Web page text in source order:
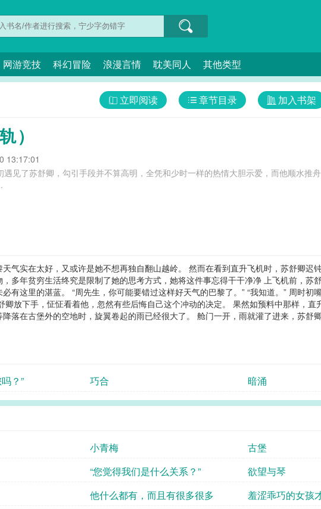
网游竞技 科幻冒险 浪漫言情 耽美同人 其他类型
加入书架
章节目录
立即阅读
）
13:17:01
见了苏舒卿，勾引手段并不算高明，全凭和少时一样的热情大胆示爱，而他顺水推
气实在太好，又或许是她不想再独自翻山越岭。 然而在看到直升飞机时，苏舒卿迟
多年贫穷生活终究是限制了她的思考方式，她将这件事忘得干干净净 上飞机前，苏
有这里的湛蓝。 “周先生，你可能要错过这样好天气的巴黎了。” “我知道。” 周时初
放下手，怔怔看着他，忽然有些后悔自己这个冲动的决定。 果然如预料中那样，直
落在古堡外的空地时，旋翼卷起的雨已经很大了。 舱门一开，雨就灌了进来，苏舒
？” 巧合 暗涌
小青梅
古堡
“您觉得我们是什么关系？”
欲望与琴
他什么都有，而且有很多很多
羞涩乖巧的女孩